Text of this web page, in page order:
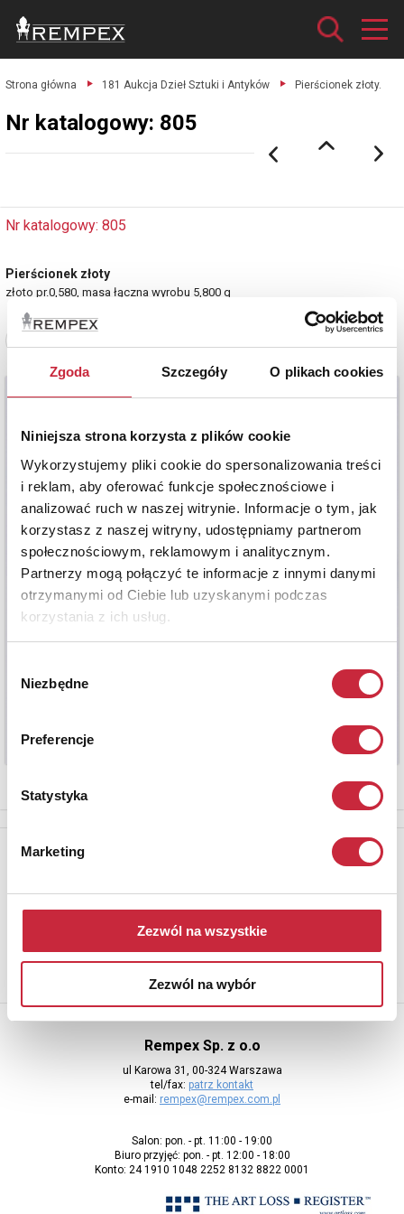
Zgoda Szczegóły O plikach cookies
Niniejsza strona korzysta z plików cookie
Wykorzystujemy pliki cookie do spersonalizowania treści
i reklam, aby oferować funkcje społecznościowe i
analizować ruch w naszej witrynie. Informacje o tym, jak
korzystasz z naszej witryny, udostępniamy partnerom
społecznościowym, reklamowym i analitycznym.
Partnerzy mogą połączyć te informacje z innymi danymi
otrzymanymi od Ciebie lub uzyskanymi podczas
korzystania z ich usług.
zgody
Niezbędne
Preferencje
Statystyka
Marketing
Zezwól na wszystkie
Zezwól na wybór
Strona główna 181 Aukcja Dzieł Sztuki i Antyków Pierścionek złoty.
Nr katalogowy: 805
Nr katalogowy: 805
Pierścionek złoty
złoto pr.0,580, masa łączna wyrobu 5,800 g
Rempex Sp. z o.o
ul Karowa 31, 00-324 Warszawa
tel/fax: patrz kontakt
e-mail: rempex@rempex.com.pl
Salon: pon. - pt. 11:00 - 19:00
Biuro przyjęć: pon. - pt. 12:00 - 18:00
Konto: 24 1910 1048 2252 8132 8822 0001